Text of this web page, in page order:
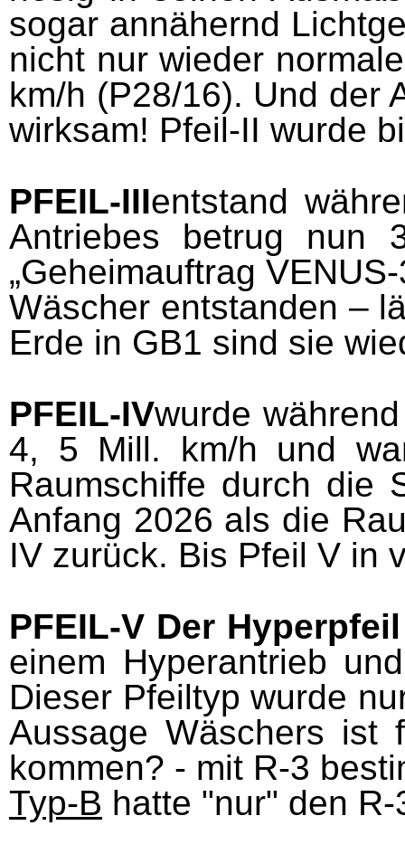
sogar annähernd
nicht nur wieder
km/h (P28/16). Und der
wirksam! Pfeil-II wurde
PFEIL-IIIentstand
Antriebes betrug nun
„Geheimauftrag
Wäscher entstanden –
Erde in GB1 sind sie
PFEIL-IVwurde
4, 5 Mill. km/h und
Raumschiffe durch die
Anfang 2026 als die
IV zurück. Bis Pfeil V in
PFEIL-V Der
einem Hyperantrieb
Dieser Pfeiltyp wurde
Aussage Wäschers ist
kommen? - mit R-3
Typ-B hatte "nur" den